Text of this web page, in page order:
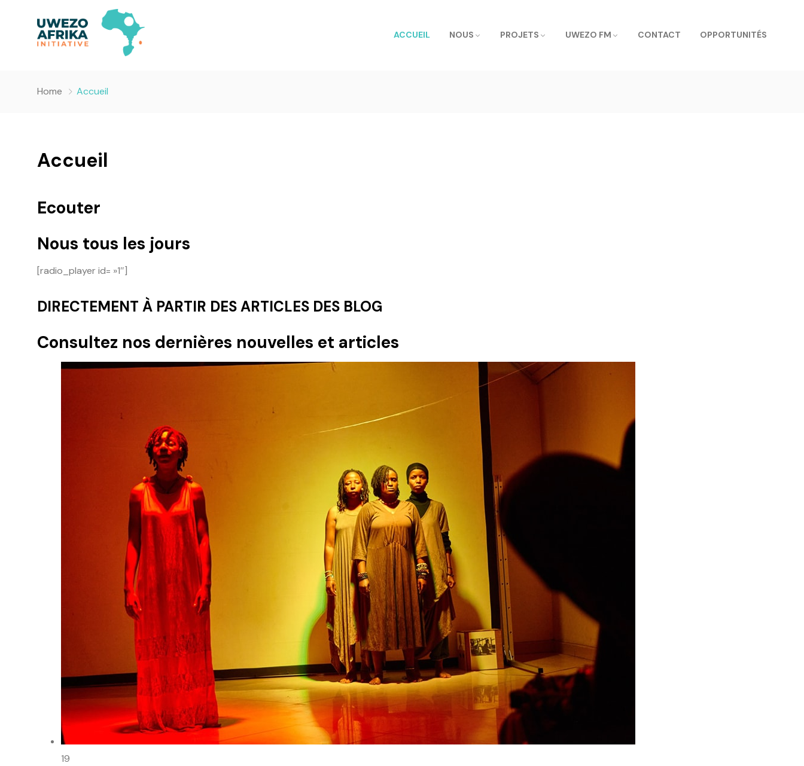
ACCUEIL NOUS PROJETS UWEZO FM CONTACT OPPORTUNITÉS
Home Accueil
Accueil
Ecouter
Nous tous les jours
[radio_player id= »1″]
DIRECTEMENT À PARTIR DES ARTICLES DES BLOG
Consultez nos dernières nouvelles et articles
19